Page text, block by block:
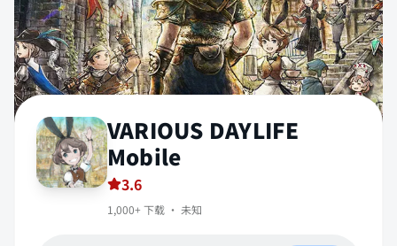
VARIOUS DAYLIFE
Mobile
3.6
1,000+ 下载 · 未知